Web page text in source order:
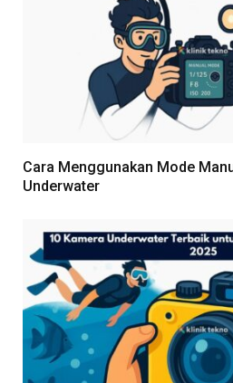
Cara Menggunakan Mode
Underwater